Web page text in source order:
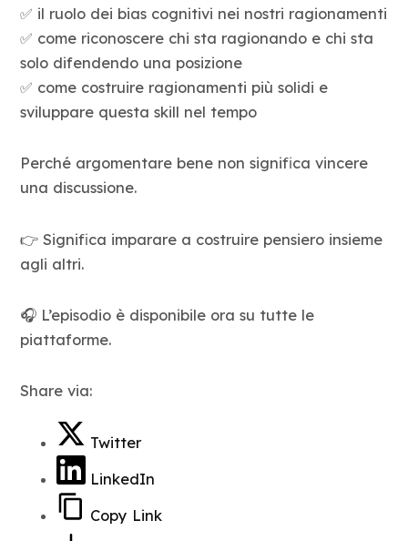
✅ il ruolo dei bias cognitivi nei nostri ragionamenti
✅ come riconoscere chi sta ragionando e chi sta
solo difendendo una posizione
✅ come costruire ragionamenti più solidi e
sviluppare questa skill nel tempo
Perché argomentare bene non significa vincere
una discussione.
👉 Significa imparare a costruire pensiero insieme
agli altri.
🎧 L’episodio è disponibile ora su tutte le
piattaforme.
Share via:
Twitter
LinkedIn
Copy Link